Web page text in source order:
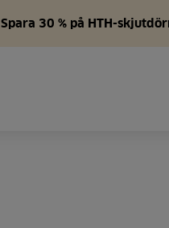
Spara 30 % på HTH-